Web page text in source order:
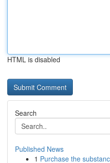
HTML is disabled
Search
Published News
1 Purchase the